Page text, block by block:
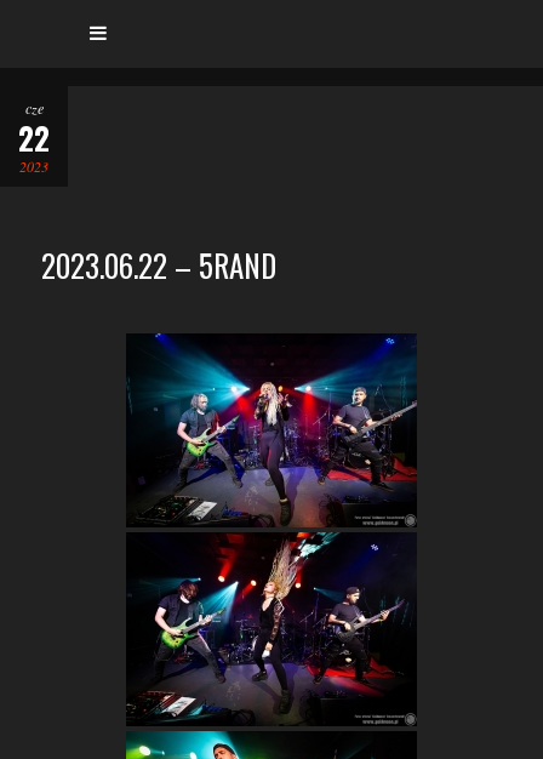
cze
22
2023
2023.06.22 – 5RAND